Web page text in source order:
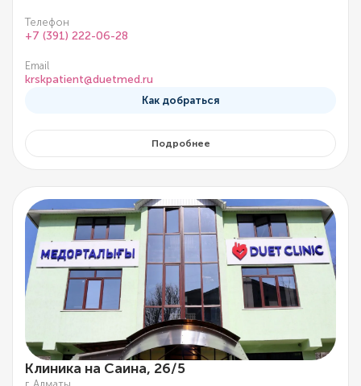
Телефон
+7 (391) 222-06-28
Email
krskpatient@duetmed.ru
Как добраться
Подробнее
Клиника на Саина, 26/5